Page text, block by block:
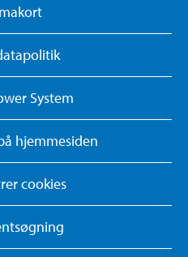
System
hjemmesiden
cookies